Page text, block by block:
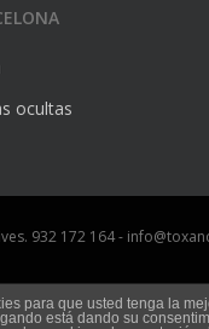
ocultas
932 172 164 -
para que usted tenga la
está dando su